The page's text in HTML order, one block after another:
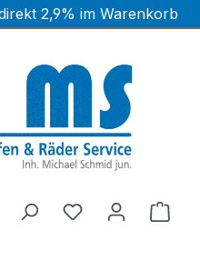
2,9% im Warenkorb